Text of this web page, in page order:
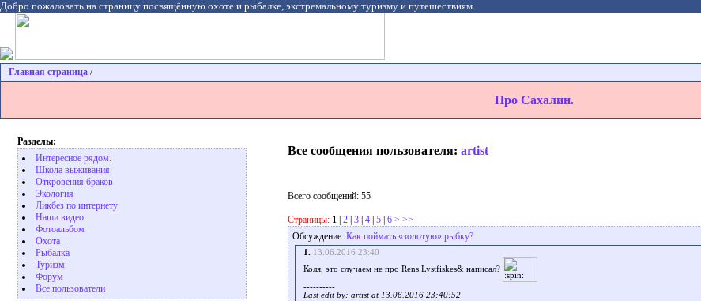
Добро пожаловать на страницу посвящённую охоте и рыбалке, экстремальному туризму и путешествиям.
-
Главная страница /
Про Сахалин.
Разделы:
Интересное рядом.
Школа выживания
Откровения браков
Экология
Ликбез по интернету
Наши видео
Фотоальбом
Охота
Pыбалка
Туризм
Форум
Все пользователи
Все сообщения пользователя: artist
Всего сообщений: 55
Страницы: 1 2 3 4 5 6 > >>
Обсуждение: Как поймать «золотую» рыбку?
1. 13.06.2016 23:40
Коля, это случаем не про Rens Lystfiskes& написал?
----------
Last edit by: artist at 13.06.2016 23:40:52